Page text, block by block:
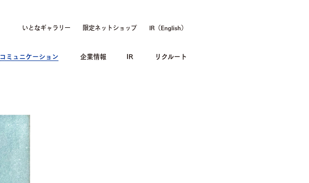
いとなギャラリー 限定ネットショップ IR（English）
コミュニケーション 企業情報 IR リクルート